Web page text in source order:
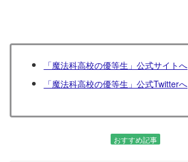
「魔法科高校の優等生」公式サイトへ
「魔法科高校の優等生」公式Twitterへ
おすすめ記事